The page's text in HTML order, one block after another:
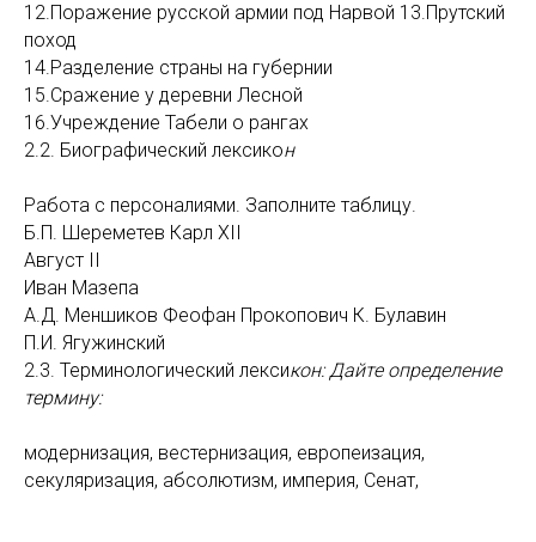
12.Поражение русской армии под Нарвой 13.Прутский
поход
14.Разделение страны на губернии
15.Сражение у деревни Лесной
16.Учреждение Табели о рангах
2.2. Биографический лексикон
Работа с персоналиями. Заполните таблицу.
Б.П. Шереметев Карл XII
Август II
Иван Мазепа
А.Д. Меншиков Феофан Прокопович К. Булавин
П.И. Ягужинский
2.3. Терминологический лексикон: Дайте определение
термину:
модернизация, вестернизация, европеизация,
секуляризация, абсолютизм, империя, Сенат,